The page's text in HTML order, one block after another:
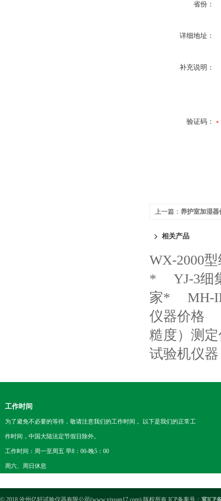
省份：
详细地址：
补充说明：
验证码：
上一篇： 养护室加湿器
相关产品
WX-2000
*
YJ-3细
家*
MH-
仪器价格
糙度）测
试验机仪器
工作时间
为了避免不必要的等待，敬请注意我们的工作时间 。以下是我们的正常工
作时间，中国大陆法定节假日除外。
工作时间：周一至周五 早8：00-晚5：00
周六、周日休息
© 2018 沧州亿轩试验仪器有限公司(www.yixuan17.com) 版权所有 ICP备案号： 冀ICP